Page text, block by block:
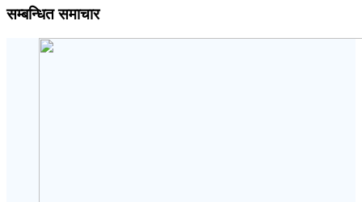
सम्बन्धित समाचार